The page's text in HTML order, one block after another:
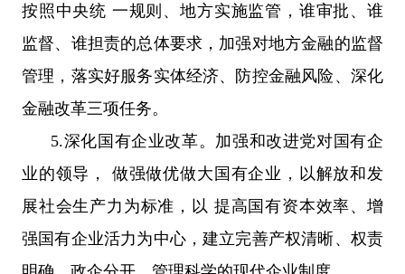
按照中央统 一规则、地方实施监管，谁审批、谁
监督、谁担责的总体要求，加强对地方金融的监督
管理，落实好服务实体经济、防控金融风险、深化
金融改革三项任务。
5.深化国有企业改革。加强和改进党对国有企
业的领导， 做强做优做大国有企业，以解放和发
展社会生产力为标准，以 提高国有资本效率、增
强国有企业活力为中心，建立完善产权清晰、权责